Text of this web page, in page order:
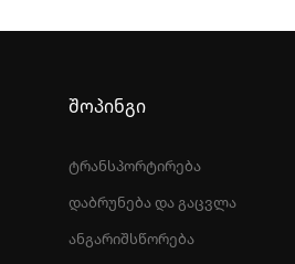
შოპინგი
ტრანსპორტირება
დაბრუნება და გაცვლა
ანგარიშსწორება